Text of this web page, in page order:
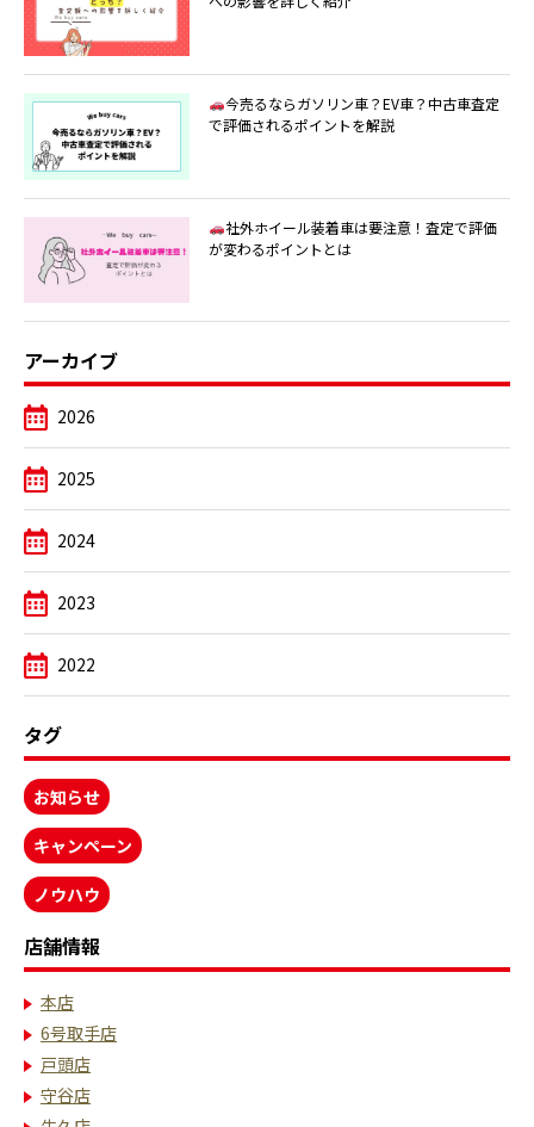
今売るならガソリン車？EV車？中古車査定
で評価されるポイントを解説
社外ホイール装着車は要注意！査定で評価
が変わるポイントとは
アーカイブ
2026
2025
2024
2023
2022
タグ
お知らせ
キャンペーン
ノウハウ
店舗情報
本店
6号取手店
戸頭店
守谷店